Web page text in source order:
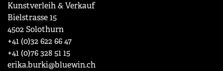
Kunstverleih & Verkauf
Bielstrasse 15
4502 Solothurn
+41 (0)32 622 66 47
+41 (0)76 328 51 15
erika.burki@bluewin.ch